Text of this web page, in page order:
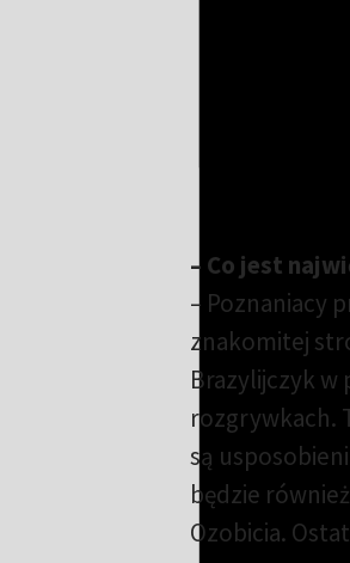
– Co jest
– Poznaniacy
znakomitej
Brazylijczyk w
rozgrywkach.
są
będzie
Ozobicia.